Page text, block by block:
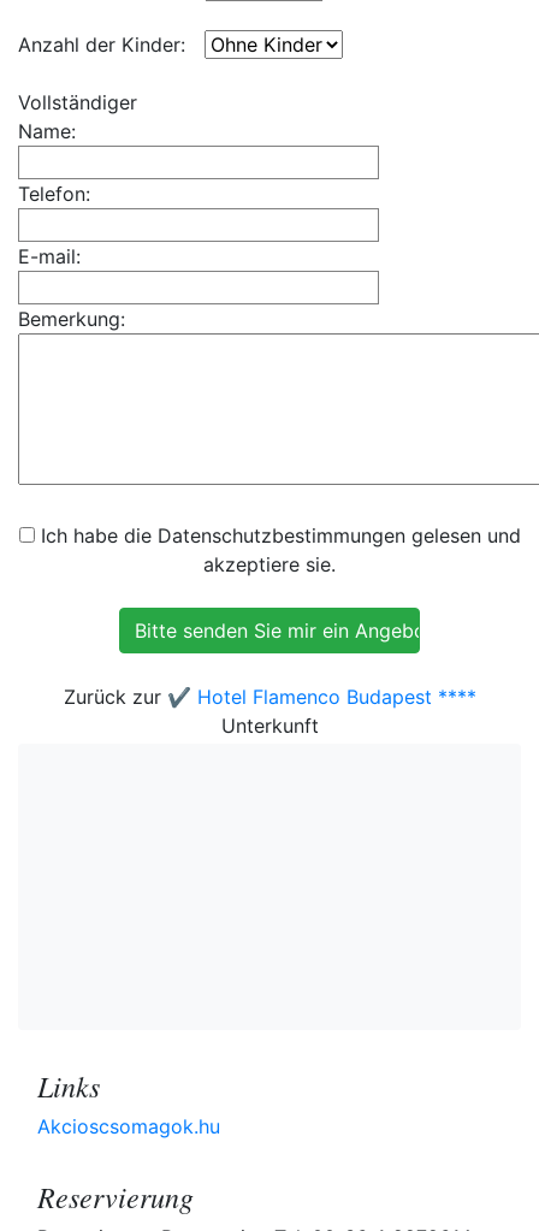
Anzahl der Kinder:
Vollständiger
Name:
Telefon:
E-mail:
Bemerkung:
Ich habe die Datenschutzbestimmungen gelesen und
akzeptiere sie.
Zurück zur ✔️ Hotel Flamenco Budapest ****
Unterkunft
Links
Akcioscsomagok.hu
Reservierung